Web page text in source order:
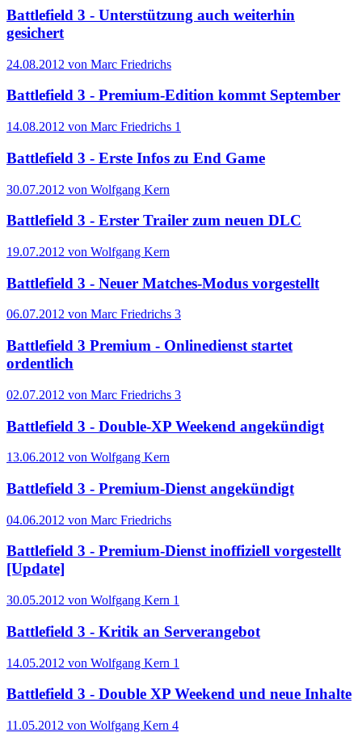
Battlefield 3 - Unterstützung auch weiterhin
gesichert
24.08.2012 von Marc Friedrichs
Battlefield 3 - Premium-Edition kommt September
14.08.2012 von Marc Friedrichs 1
Battlefield 3 - Erste Infos zu End Game
30.07.2012 von Wolfgang Kern
Battlefield 3 - Erster Trailer zum neuen DLC
19.07.2012 von Wolfgang Kern
Battlefield 3 - Neuer Matches-Modus vorgestellt
06.07.2012 von Marc Friedrichs 3
Battlefield 3 Premium - Onlinedienst startet
ordentlich
02.07.2012 von Marc Friedrichs 3
Battlefield 3 - Double-XP Weekend angekündigt
13.06.2012 von Wolfgang Kern
Battlefield 3 - Premium-Dienst angekündigt
04.06.2012 von Marc Friedrichs
Battlefield 3 - Premium-Dienst inoffiziell vorgestellt
[Update]
30.05.2012 von Wolfgang Kern 1
Battlefield 3 - Kritik an Serverangebot
14.05.2012 von Wolfgang Kern 1
Battlefield 3 - Double XP Weekend und neue Inhalte
11.05.2012 von Wolfgang Kern 4